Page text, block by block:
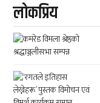
लाेकप्रिय